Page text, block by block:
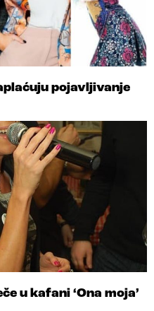
pojavljivanje
u kafani ‘Ona moja’